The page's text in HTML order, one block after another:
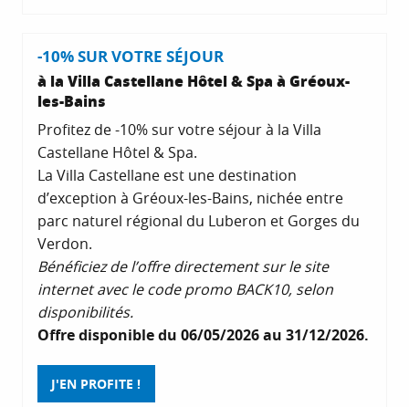
-10% SUR VOTRE SÉJOUR
à la Villa Castellane Hôtel & Spa à Gréoux-
les-Bains
Profitez de -10% sur votre séjour à la Villa
Castellane Hôtel & Spa.
La Villa Castellane est une destination
d’exception à Gréoux-les-Bains, nichée entre
parc naturel régional du Luberon et Gorges du
Verdon.
Bénéficiez de l’offre directement sur le site
internet avec le code promo BACK10, selon
disponibilités.
Offre disponible du 06/05/2026 au 31/12/2026.
J'EN PROFITE !